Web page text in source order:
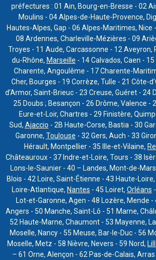
préfectures : 01 Ain, Bourg-en-Bresse - 02
Moulins - 04 Alpes-de-Haute-Provence,
Hautes-Alpes, Gap - 06 Alpes-Maritimes, Nice
08 Ardennes, Charleville-Mézières - 09
Troyes - 11 Aude, Carcassonne - 12 Aveyron,
du-Rhône, Marseille - 14 Calvados, Caen -
Charente, Angoulême - 17 Charente-
Cher, Bourges - 19 Corrèze, Tulle - 21 Côte-
d’Armor, Saint-Brieuc - 23 Creuse, Guéret - 24
25 Doubs ; Besançon - 26 Drôme, Valence -
Eure-et-Loir, Chartres - 29 Finistère,
Sud, Ajaccio - 2B Haute-Corse, Bastia - 30
Garonne, Toulouse - 32 Gers, Auch - 33
Hérault, Montpellier - 35 Ille-et-Vilaine,
Châteauroux - 37 Indre-et-Loire, Tours - 38
Lons-le-Saunier - 40 – Landes, Mont-de-
Blois - 42 Loire, Saint-Étienne - 43 Haute-
Loire-Atlantique, Nantes - 45 Loiret, Orléans
Lot-et-Garonne, Agen - 48 Lozère, Mende
Angers - 50 Manche, Saint-Lô - 51 Marne,
52 Haute-Marne, Chaumont - 53 Mayenne,
Moselle, Nancy - 55 Meuse, Bar-le-Duc - 56
Moselle, Metz - 58 Nièvre, Nevers - 59 Nord,
– 61 Orne, Alençon - 62 Pas-de-Calais,